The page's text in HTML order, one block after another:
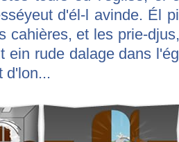
d'él-l avinde. Él
cahières, et les prie-
ein rude dalage dans
d'lon...